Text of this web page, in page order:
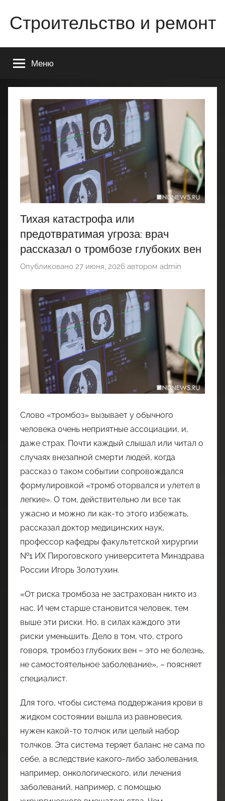
содержимому
Строительство и ремонт
строительстве
ремонте
Вашего
квартиры
Меню
Тихая катастрофа или
предотвратимая угроза: врач
рассказал о тромбозе глубоких вен
Опубликовано 27 июня, 2026 автором admin
Слово «тромбоз» вызывает у обычного
человека очень неприятные ассоциации, и,
даже страх. Почти каждый слышал или читал о
случаях внезапной смерти людей, когда
рассказ о таком событии сопровождался
формулировкой «тромб оторвался и улетел в
легкие». О том, действительно ли все так
ужасно и можно ли как-то этого избежать,
рассказал доктор медицинских наук,
профессор кафедры факультетской хирургии
№1 ИХ Пироговского университета Минздрава
России Игорь Золотухин.
«От риска тромбоза не застрахован никто из
нас. И чем старше становится человек, тем
выше эти риски. Но, в силах каждого эти
риски уменьшить. Дело в том, что, строго
говоря, тромбоз глубоких вен – это не болезнь,
не самостоятельное заболевание», – поясняет
специалист.
Для того, чтобы система поддержания крови в
жидком состоянии вышла из равновесия,
нужен какой-то толчок или целый набор
толчков. Эта система теряет баланс не сама по
себе, а вследствие какого-либо заболевания,
например, онкологического, или лечения
заболеваний, например, с помощью